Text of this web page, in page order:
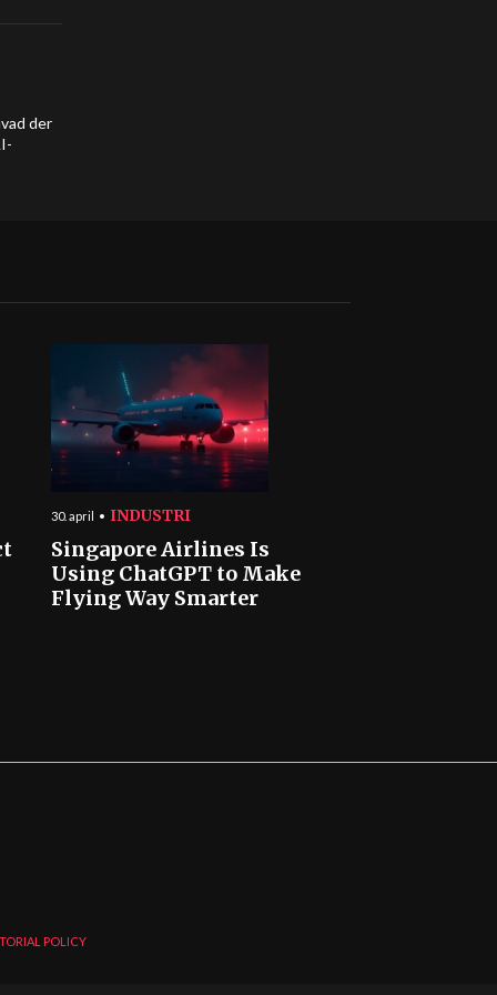
der
30. april INDUSTRI
Singapore Airlines Is
Using ChatGPT to Make
Flying Way Smarter
POLICY